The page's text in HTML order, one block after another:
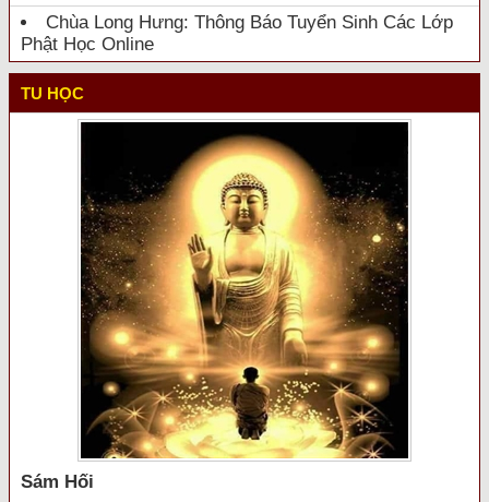
Chùa Long Hưng: Thông Báo Tuyển Sinh Các Lớp
Phật Học Online
TU HỌC
Sám Hối